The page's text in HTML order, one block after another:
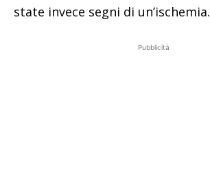
state invece segni di un’ischemia.
Pubblicità